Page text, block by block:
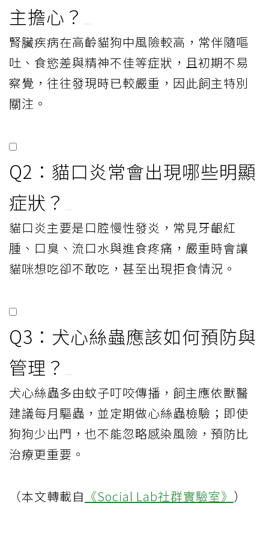
主擔心？
腎臟疾病在高齡貓狗中風險較高，常伴隨嘔
吐、食慾差與精神不佳等症狀，且初期不易
察覺，往往發現時已較嚴重，因此飼主特別
關注。
Q2：貓口炎常會出現哪些明顯
症狀？
貓口炎主要是口腔慢性發炎，常見牙齦紅
腫、口臭、流口水與進食疼痛，嚴重時會讓
貓咪想吃卻不敢吃，甚至出現拒食情況。
Q3：犬心絲蟲應該如何預防與
管理？
犬心絲蟲多由蚊子叮咬傳播，飼主應依獸醫
建議每月驅蟲，並定期做心絲蟲檢驗；即使
狗狗少出門，也不能忽略感染風險，預防比
治療更重要。
（本文轉載自 《Social Lab社群實驗室》 ）